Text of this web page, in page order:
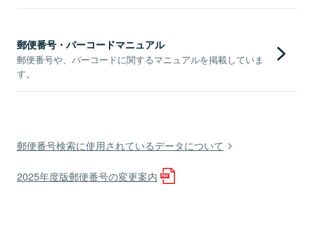
郵便番号・バーコードマニュアル
郵便番号や、バーコードに関するマニュアルを掲載していま
す。
郵便番号検索に使用されているデータについて
2025年度版郵便番号の変更案内